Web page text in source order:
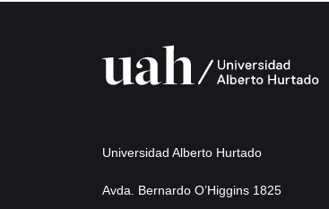
Universidad Alberto Hurtado
Avda. Bernardo O’Higgins 1825